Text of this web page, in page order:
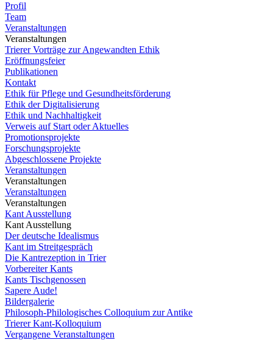
Profil
Team
Veranstaltungen
Veranstaltungen
Trierer Vorträge zur Angewandten Ethik
Eröffnungsfeier
Publikationen
Kontakt
Ethik für Pflege und Gesundheitsförderung
Ethik der Digitalisierung
Ethik und Nachhaltigkeit
Verweis auf Start oder Aktuelles
Promotionsprojekte
Forschungsprojekte
Abgeschlossene Projekte
Veranstaltungen
Veranstaltungen
Veranstaltungen
Veranstaltungen
Kant Ausstellung
Kant Ausstellung
Der deutsche Idealismus
Kant im Streitgespräch
Die Kantrezeption in Trier
Vorbereiter Kants
Kants Tischgenossen
Sapere Aude!
Bildergalerie
Philosoph-Philologisches Colloquium zur Antike
Trierer Kant-Kolloquium
Vergangene Veranstaltungen